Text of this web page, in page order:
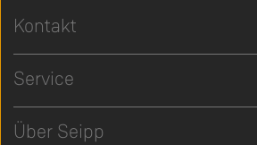
Kontakt
Service
Über Seipp